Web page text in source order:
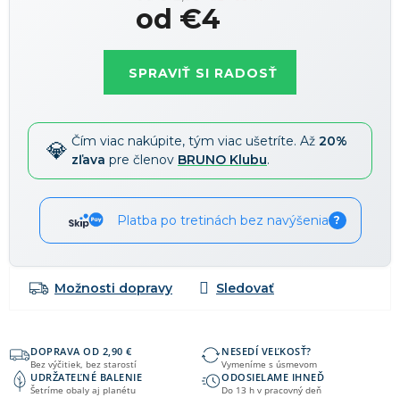
od €4
SPRAVIŤ SI RADOSŤ
Čím viac nakúpite, tým viac ušetríte. Až 20%
zľava pre členov BRUNO Klubu.
Platba po tretinách bez navýšenia ?
Možnosti dopravy
DOPRAVA OD 2,90 €
Bez výčitiek, bez starostí
NESEDÍ VEĽKOSŤ?
Vymeníme s úsmevom
UDRŽATEĽNÉ BALENIE
Šetríme obaly aj planétu
ODOSIELAME IHNEĎ
Do 13 h v pracovný deň